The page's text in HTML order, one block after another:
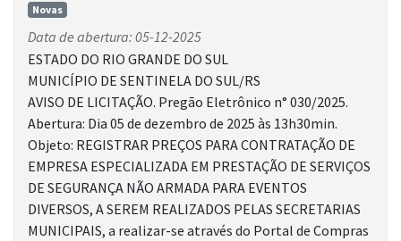
Novas
Data de abertura: 05-12-2025
ESTADO DO RIO GRANDE DO SUL
MUNICÍPIO DE SENTINELA DO SUL/RS
AVISO DE LICITAÇÃO. Pregão Eletrônico n° 030/2025.
Abertura: Dia 05 de dezembro de 2025 às 13h30min.
Objeto: REGISTRAR PREÇOS PARA CONTRATAÇÃO DE
EMPRESA ESPECIALIZADA EM PRESTAÇÃO DE SERVIÇOS
DE SEGURANÇA NÃO ARMADA PARA EVENTOS
DIVERSOS, A SEREM REALIZADOS PELAS SECRETARIAS
MUNICIPAIS, a realizar-se através do Portal de Compras